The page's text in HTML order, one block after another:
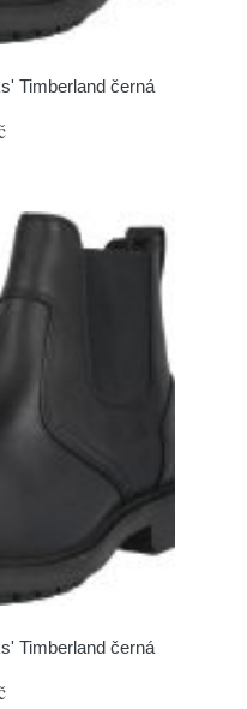
Timberland černá
Timberland černá